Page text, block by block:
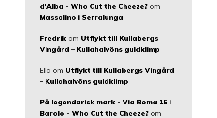
d'Alba - Who Cut the Cheeze? om
Massolino i Serralunga
Fredrik om Utflykt till Kullabergs
Vingård – Kullahalvöns guldklimp
Ella om Utflykt till Kullabergs Vingård
– Kullahalvöns guldklimp
På legendarisk mark - Via Roma 15 i
Barolo - Who Cut the Cheeze? om